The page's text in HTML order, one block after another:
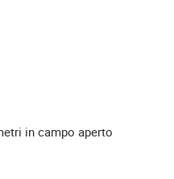
in campo aperto